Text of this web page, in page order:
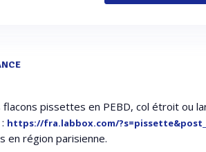
flacons pissettes en PEBD, col étroit ou
https://fra.labbox.com/
en région parisienne.